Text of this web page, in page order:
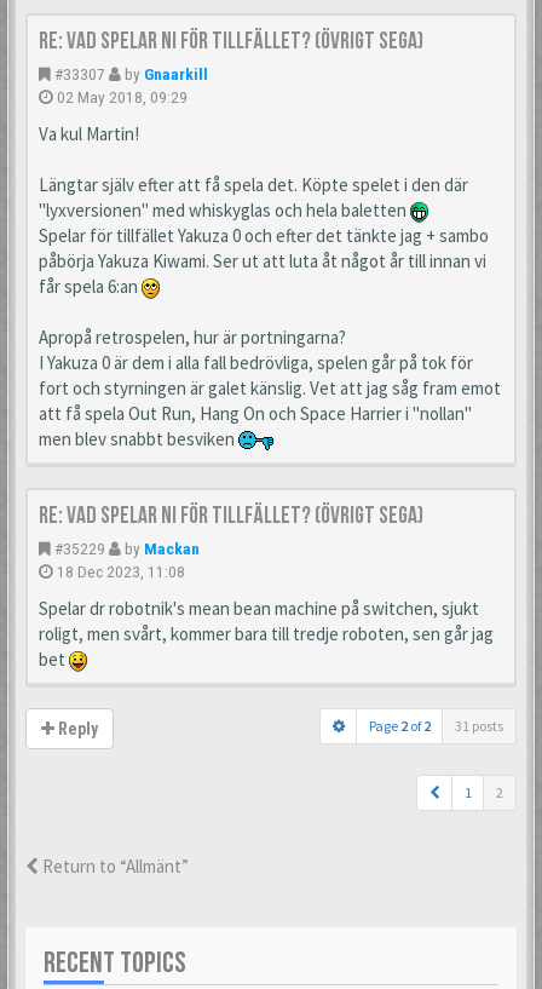
Re: Vad spelar ni för tillfället? (Övrigt Sega)
#33307 by Gnaarkill
02 May 2018, 09:29
Va kul Martin!
Längtar själv efter att få spela det. Köpte spelet i den där
"lyxversionen" med whiskyglas och hela baletten
Spelar för tillfället Yakuza 0 och efter det tänkte jag + sambo
påbörja Yakuza Kiwami. Ser ut att luta åt något år till innan vi
får spela 6:an
Apropå retrospelen, hur är portningarna?
I Yakuza 0 är dem i alla fall bedrövliga, spelen går på tok för
fort och styrningen är galet känslig. Vet att jag såg fram emot
att få spela Out Run, Hang On och Space Harrier i "nollan"
men blev snabbt besviken
Re: Vad spelar ni för tillfället? (Övrigt Sega)
#35229 by Mackan
18 Dec 2023, 11:08
Spelar dr robotnik's mean bean machine på switchen, sjukt
roligt, men svårt, kommer bara till tredje roboten, sen går jag
bet
Reply Page 2 of2 31 posts
1 2
Return to “Allmänt”
RECENT TOPICS